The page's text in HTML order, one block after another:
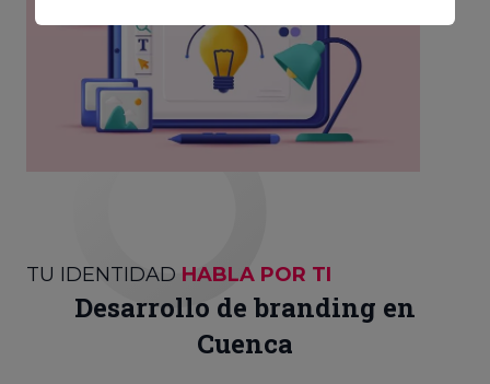
TU IDENTIDAD HABLA POR TI
Desarrollo de branding en
Cuenca